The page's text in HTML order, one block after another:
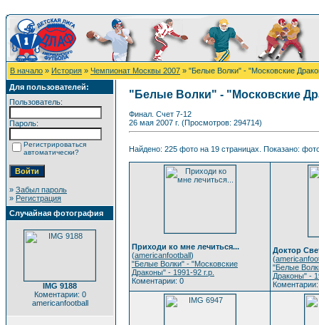
В начало » История » Чемпионат Москвы 2007 » "Белые Волки" - "Московские
Для пользователей:
Пользователь:
Пароль:
Регистрироваться
автоматически?
» Забыл пароль
» Регистрация
Случайная фотография
IMG 9188
Коментарии: 0
americanfootball
"Белые Волки" - "Московские
Финал. Счет 7-12
26 мая 2007 г. (Просмотров: 294714)
Найдено: 225 фото на 19 страницах. Показано:
Приходи ко мне лечиться...
(americanfootball)
"Белые Волки" - "Московские
Драконы" - 1991-92 г.р.
Коментарии: 0
Доктор
(
"Белые
Драконы" -